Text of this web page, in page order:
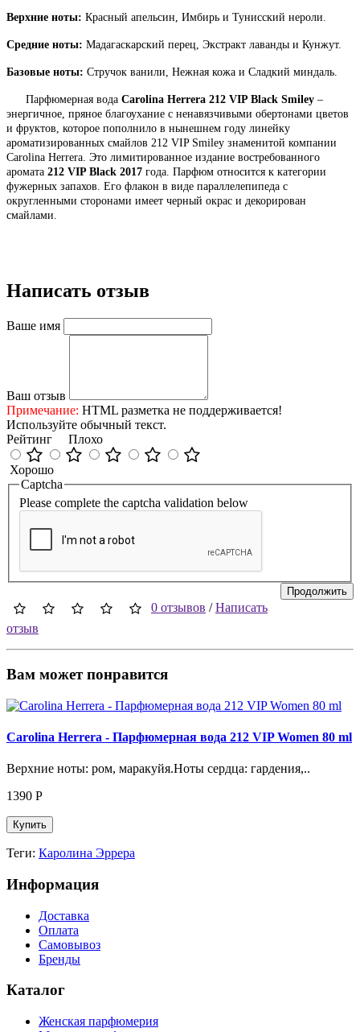
Верхние ноты: Красный апельсин, Имбирь и Тунисский нероли.
Средние ноты: Мадагаскарский перец, Экстракт лаванды и Кунжут.
Базовые ноты: Стручок ванили, Нежная кожа и Сладкий миндаль.
Парфюмерная вода Carolina Herrera 212 VIP Black Smiley –
энергичное, пряное благоухание с ненавязчивыми обертонами цветов
и фруктов, которое пополнило в нынешнем году линейку
ароматизированных смайлов 212 VIP Smiley знаменитой компании
Сarolina Herrera. Это лимитированное издание востребованного
аромата 212 VIP Black 2017 года. Парфюм относится к категории
фужерных запахов. Его флакон в виде параллелепипеда с
округленными сторонами имеет черный окрас и декорирован
смайлами.
Написать отзыв
Ваше имя
Ваш отзыв
Примечание: HTML разметка не поддерживается!
Используйте обычный текст.
Рейтинг Плохо
Хорошо
Captcha
Please complete the captcha validation below
Продолжить
0 отзывов /Написать
отзыв
Вам может понравится
Carolina Herrera - Парфюмерная вода 212 VIP Women 80 ml
Верхние ноты: ром, маракуйя.Ноты сердца: гардения,..
1390 Р
Купить
Теги: Каролина Эррера
Информация
Доставка
Оплата
Самовывоз
Бренды
Каталог
Женская парфюмерия